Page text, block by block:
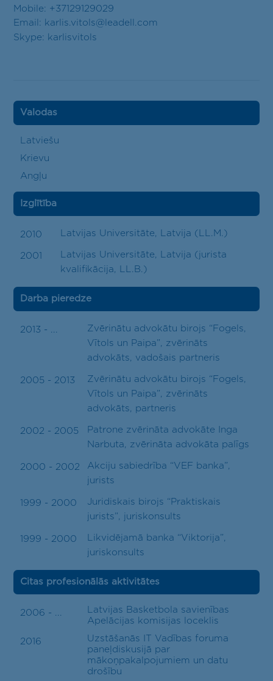
Mobile: +37129129029
Email: karlis.vitols@leadell.com
Skype: karlisvitols
Valodas
Latviešu
Krievu
Angļu
Izglītība
2010 Latvijas Universitāte, Latvija (LL.M.)
2001
Latvijas Universitāte, Latvija (jurista
kvalifikācija, LL.B.)
Darba pieredze
2013 - ...
Zvērinātu advokātu birojs “Fogels,
Vītols un Paipa”, zvērināts
advokāts, vadošais partneris
2005 - 2013
Zvērinātu advokātu birojs “Fogels,
Vītols un Paipa”, zvērināts
advokāts, partneris
2002 - 2005
Patrone zvērināta advokāte Inga
Narbuta, zvērināta advokāta palīgs
2000 - 2002
Akciju sabiedrība “VEF banka”,
jurists
1999 - 2000
Juridiskais birojs “Praktiskais
jurists”, juriskonsults
1999 - 2000
Likvidējamā banka “Viktorija”,
juriskonsults
Citas profesionālās aktivitātes
2006 - ...
Latvijas Basketbola savienības
Apelācijas komisijas loceklis
2016
Uzstāšanās IT Vadības foruma
paneļdiskusijā par
mākoņpakalpojumiem un datu
drošību